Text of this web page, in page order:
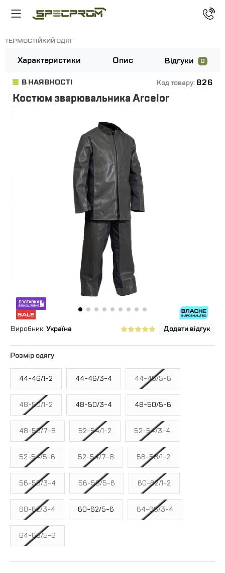
ТЕРМОСТІЙКИЙ ОДЯГ
Характеристики Опис Відгуки 0
В НАЯВНОСТІ Код товару: 826
Костюм зварювальника Arcelor
Додати відгук
Виробник: Україна
Розмір одягу
44-46/1-2 44-46/3-4 44-46/5-6
48-50/1-2 48-50/3-4 48-50/5-6
48-50/7-8 52-54/1-2 52-54/3-4
52-54/5-6 52-54/7-8 56-58/1-2
56-58/3-4 56-58/5-6 60-62/1-2
60-62/3-4 60-62/5-6 64-66/3-4
64-66/5-6